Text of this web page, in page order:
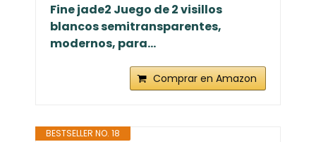
Fine jade2 Juego de 2 visillos
blancos semitransparentes,
modernos, para...
Comprar en Amazon
BESTSELLER NO. 18